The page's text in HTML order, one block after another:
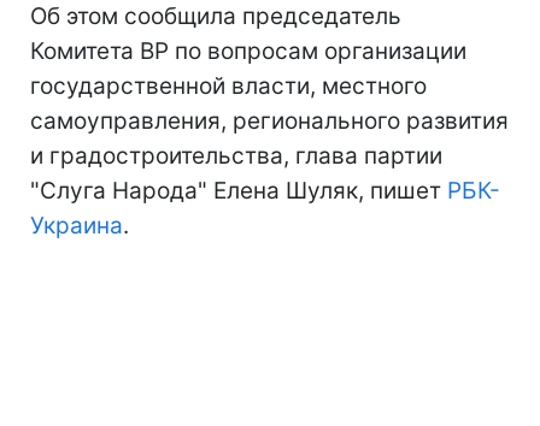
Об этом сообщила председатель
Комитета ВР по вопросам организации
государственной власти, местного
самоуправления, регионального развития
и градостроительства, глава партии
"Слуга Народа" Елена Шуляк, пишет РБК-
Украина.